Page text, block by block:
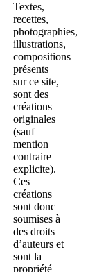
Textes,
recettes,
photographies,
illustrations,
compositions
présents
sur ce site,
sont des
créations
originales
(sauf
mention
contraire
explicite).
Ces
créations
sont donc
soumises à
des droits
d’auteurs et
sont la
propriété